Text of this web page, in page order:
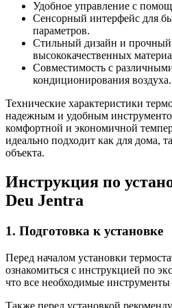
Удобное управление с
Сенсорный интерфейс для
параметров.
Стильный дизайн и прочный
высококачественных
Совместимость с
кондиционирования воздуха.
Технические характеристики
надежным и удобным
комфортной и экономичной
идеально подходит как для дома,
объекта.
Инструкция по
Deu Jentra
1. Подготовка к установке
Перед началом установки
ознакомиться с инструкцией по
что все необходимые
Также перед установкой